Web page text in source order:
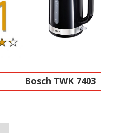
Bosch TWK 7403